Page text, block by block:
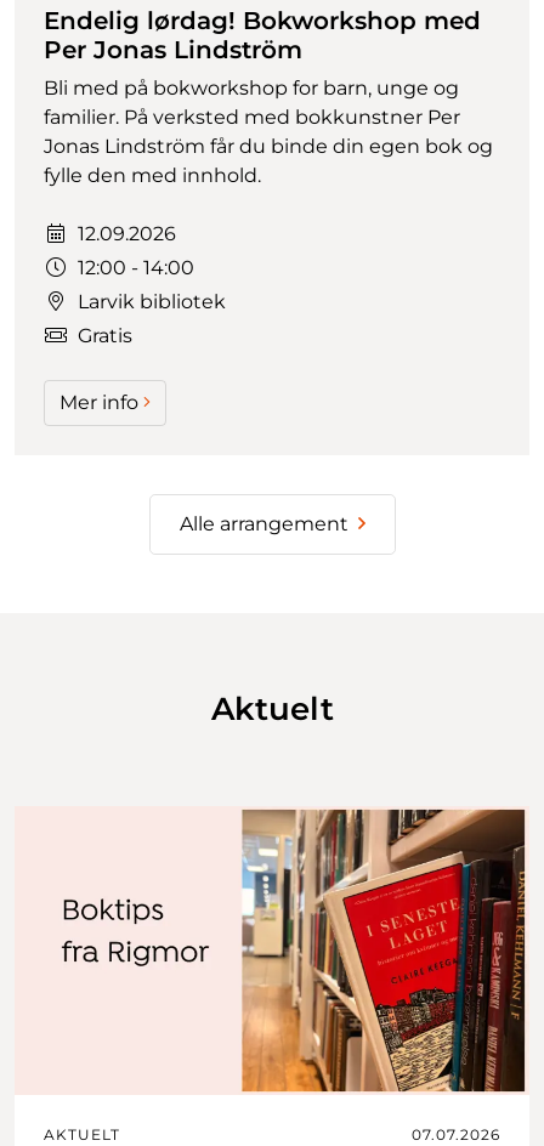
Endelig lørdag! Bokworkshop med
Per Jonas Lindström
Bli med på bokworkshop for barn, unge og
familier. På verksted med bokkunstner Per
Jonas Lindström får du binde din egen bok og
fylle den med innhold.
Dato:
12.09.2026
Tidspunkt:
12:00 - 14:00
Larvik bibliotek
Gratis
Mer info
Alle arrangement
Aktuelt
AKTUELT 07.07.2026